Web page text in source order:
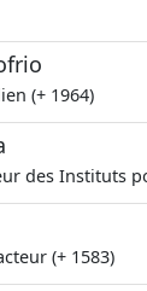
(+ 1964)
des Instituts
(+ 1583)